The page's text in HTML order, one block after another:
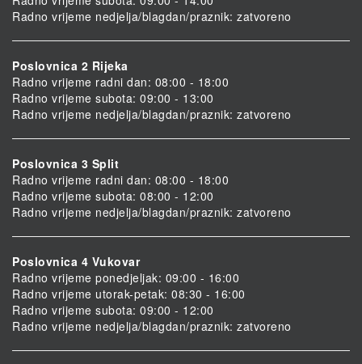
Radno vrijeme nedjelja/blagdan/praznik: zatvoreno
Poslovnica 2 Rijeka
Radno vrijeme radni dan: 08:00 - 18:00
Radno vrijeme subota: 09:00 - 13:00
Radno vrijeme nedjelja/blagdan/praznik: zatvoreno
Poslovnica 3 Split
Radno vrijeme radni dan: 08:00 - 18:00
Radno vrijeme subota: 08:00 - 12:00
Radno vrijeme nedjelja/blagdan/praznik: zatvoreno
Poslovnica 4 Vukovar
Radno vrijeme ponedjeljak: 09:00 - 16:00
Radno vrijeme utorak-petak: 08:30 - 16:00
Radno vrijeme subota: 09:00 - 12:00
Radno vrijeme nedjelja/blagdan/praznik: zatvoreno